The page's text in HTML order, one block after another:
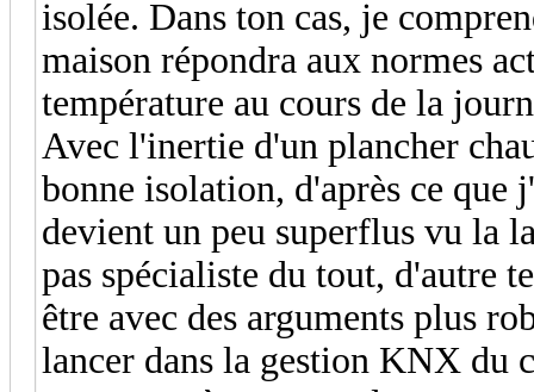
isolée. Dans ton cas, je
maison répondra aux normes
température au cours de la
Avec l'inertie d'un plancher
bonne isolation, d'après ce
devient un peu superflus vu la
pas spécialiste du tout, d'autre
être avec des arguments plus
lancer dans la gestion KNX du